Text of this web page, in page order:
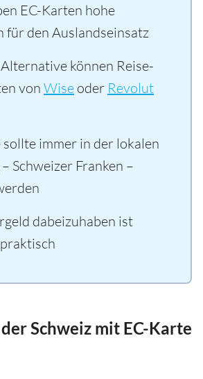
EC-Karten hohe
für den Auslandseinsatz
können Reise-
von Wise oder Revolut
sollte immer in der lokalen
Schweizer Franken –
dabeizuhaben ist
Schweiz mit EC-Karte